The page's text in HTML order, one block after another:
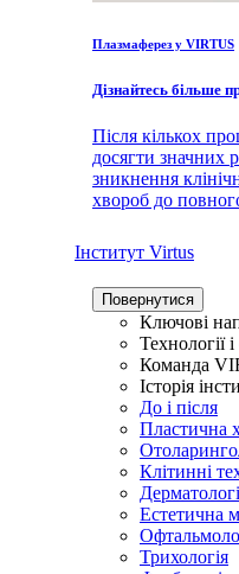
Плазмаферез у VIRTUS
Дізнайтесь більше
Після кількох
досягти значних
зникнення
хвороб до
Інститут Virtus
Повернутися
Ключові
Технології
Команда
Історія
До і після
Пластична
Клітинні
Естетична
Трихологія